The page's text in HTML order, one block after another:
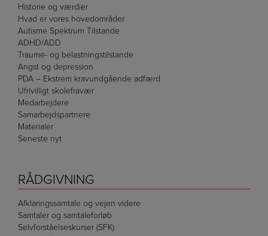
Historie og værdier
Hvad er vores hovedområder
Autisme Spektrum Tilstande
ADHD/ADD
Traume- og belastningstilstande
Angst og depression
PDA – Ekstrem kravundgående adfærd
Ufrivilligt skolefravær
Medarbejdere
Samarbejdspartnere
Materialer
Seneste nyt
RÅDGIVNING
Afklaringssamtale og vejen videre
Samtaler og samtaleforløb
Selvforståelseskurser (SFK)